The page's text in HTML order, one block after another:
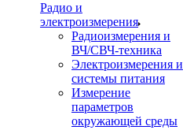
Радио и
электроизмерения
Радиоизмерения и
ВЧ/СВЧ-техника
Электроизмерения и
системы питания
Измерение
параметров
окружающей среды